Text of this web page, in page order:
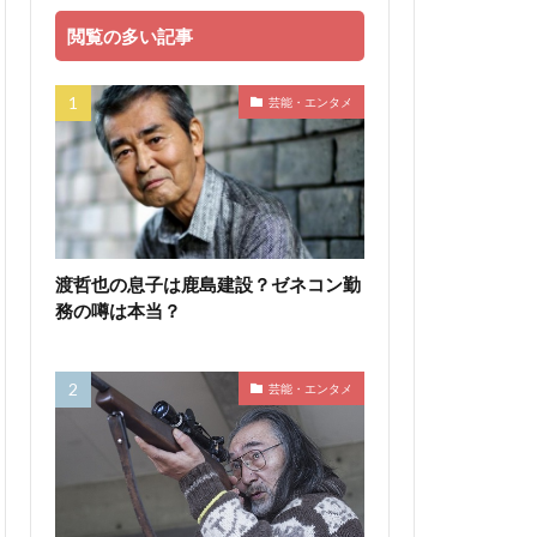
閲覧の多い記事
芸能・エンタメ
渡哲也の息子は鹿島建設？ゼネコン勤
務の噂は本当？
芸能・エンタメ